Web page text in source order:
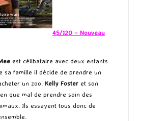
45/120 – Nouveau
est célibataire avec deux enfants.
sa famille il décide de prendre un
un zoo. Kelly Foster et son
que mal de prendre soin des
Ils essayent tous donc de